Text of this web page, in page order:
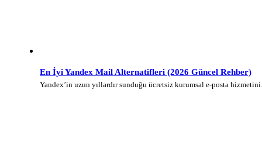
En İyi Yandex Mail Alternatifleri (2026 Güncel Rehber)
Yandex’in uzun yıllardır sunduğu ücretsiz kurumsal e-posta